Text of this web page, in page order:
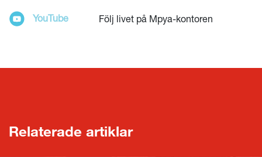
YouTube Följ livet på Mpya-kontoren
Relaterade artiklar